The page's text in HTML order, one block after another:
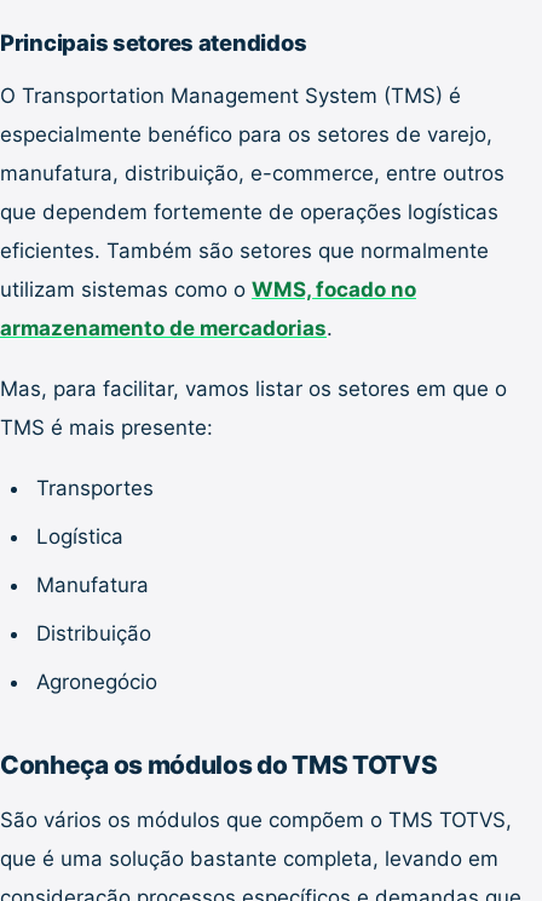
Principais setores atendidos
O Transportation Management System (TMS) é
especialmente benéfico para os setores de varejo,
manufatura, distribuição, e-commerce, entre outros
que dependem fortemente de operações logísticas
eficientes. Também são setores que normalmente
utilizam sistemas como o WMS, focado no
armazenamento de mercadorias.
Mas, para facilitar, vamos listar os setores em que o
TMS é mais presente:
Transportes
Logística
Manufatura
Distribuição
Agronegócio
Conheça os módulos do TMS TOTVS
São vários os módulos que compõem o TMS TOTVS,
que é uma solução bastante completa, levando em